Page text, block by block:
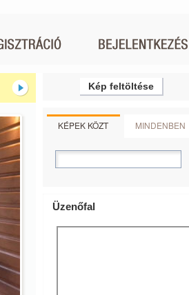
Kép feltöltése
KÉPEK KÖZT MINDENBEN
Üzenőfal